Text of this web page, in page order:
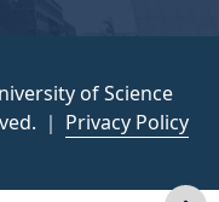
of Science
｜ Privacy Policy